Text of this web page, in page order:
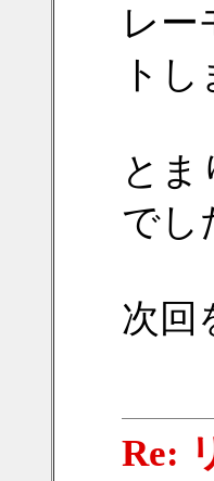
レー
ト
と
でし
次
Re: